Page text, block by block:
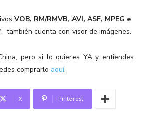
VOB, RM/RMVB, AVI, ASF, MPEG e
también cuenta con visor de imágenes.
pero si lo quieres YA y entiendes
comprarlo aquí.
X Pinterest